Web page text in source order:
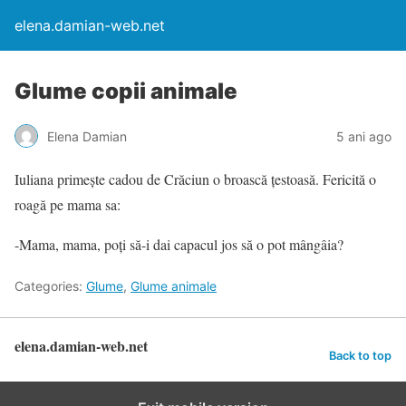
elena.damian-web.net
Glume copii animale
Elena Damian 5 ani ago
Iuliana primește cadou de Crăciun o broască țestoasă. Fericită o
roagă pe mama sa:
-Mama, mama, poți să-i dai capacul jos să o pot mângâia?
Categories: Glume, Glume animale
elena.damian-web.net Back to top